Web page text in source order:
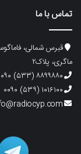
تماس با ما
ماگری، پلاک۲
۸۸۹۹۸۸۰ (۵۳۳) ۰۰۹۰
۱۰۱۶۱۰۰ (۵۳۹) ۰۰۹۰